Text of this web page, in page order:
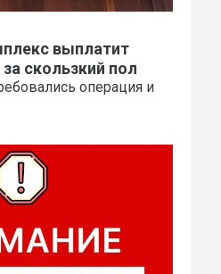
выплатит
скользкий пол
операция и